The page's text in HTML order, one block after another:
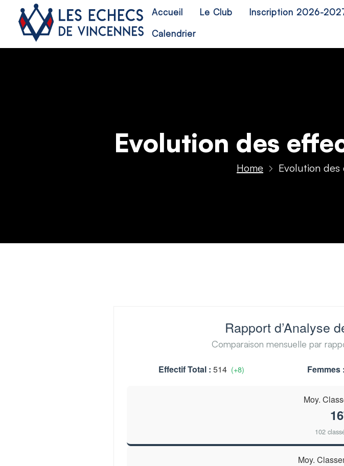
Accueil Le Club Inscription 2026-
Calendrier
Evolution des
Home Evolution
Rapport d’Analyse
Comparaison mensuelle par
Effectif Total : 514 (+8) Femmes :
Moy.
102
Moy.